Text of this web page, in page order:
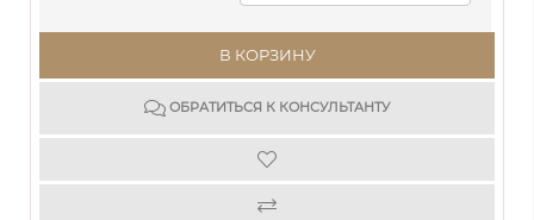
В КОРЗИНУ
ОБРАТИТЬСЯ К КОНСУЛЬТАНТУ